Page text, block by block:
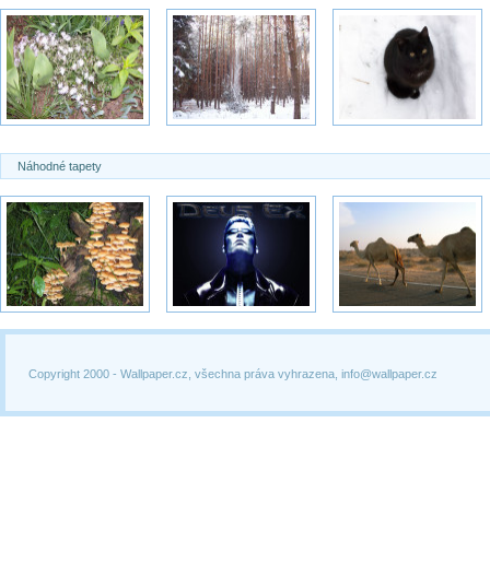
Náhodné tapety
Copyright 2000 - Wallpaper.cz, všechna práva vyhrazena, info@wallpaper.cz